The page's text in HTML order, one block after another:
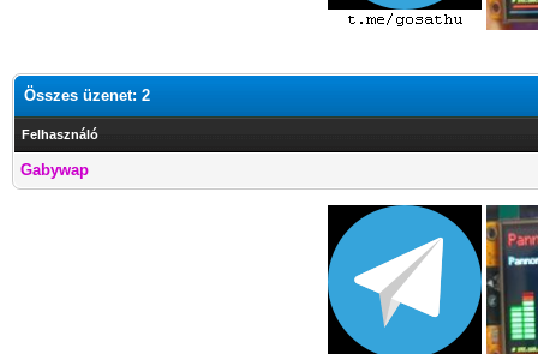
Összes üzenet: 2
Felhasználó
Gabywap